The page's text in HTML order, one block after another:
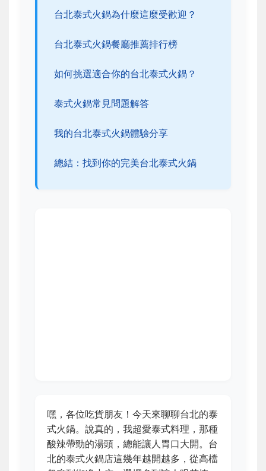
台北泰式火鍋為什麼這麼受歡迎？
台北泰式火鍋餐廳推薦排行榜
如何挑選適合你的台北泰式火鍋？
泰式火鍋常見問題解答
我的台北泰式火鍋體驗分享
總結：找到你的完美台北泰式火鍋
嘿，各位吃貨朋友！今天來聊聊台北的泰
式火鍋。說真的，我超愛泰式料理，那種
酸辣帶勁的湯頭，總能讓人胃口大開。台
北的泰式火鍋店這幾年越開越多，從高檔